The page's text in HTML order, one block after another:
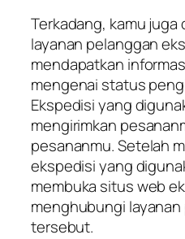
Terkadang, kamu
layanan pelanggan
mendapatkan
mengenai status
Ekspedisi yang
mengirimkan
pesananmu. Setelah
ekspedisi yang
membuka situs web
menghubungi
tersebut.